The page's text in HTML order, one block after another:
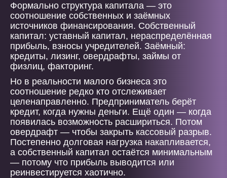
Формально структура капитала — это
соотношение собственных и заёмных
источников финансирования. Собственный
капитал: уставный капитал, нераспределённая
прибыль, взносы учредителей. Заёмный:
кредиты, лизинг, овердрафты, займы от
физлиц, факторинг.
Но в реальности малого бизнеса это
соотношение редко кто отслеживает
целенаправленно. Предприниматель берёт
кредит, когда нужны деньги. Ещё один — когда
появилась возможность расшириться. Потом
овердрафт — чтобы закрыть кассовый разрыв.
Постепенно долговая нагрузка накапливается,
а собственный капитал остаётся минимальным
— потому что прибыль выводится или
реинвестируется хаотично.